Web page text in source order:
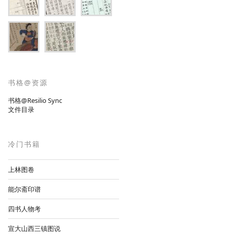
书格@资源
书格@Resilio Sync
文件目录
冷门书籍
上林图卷
能尔斋印谱
四书人物考
宣大山西三镇图说